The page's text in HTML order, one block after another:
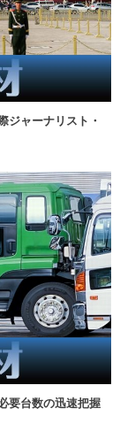
ジャーナリスト・
要台数の迅速把握